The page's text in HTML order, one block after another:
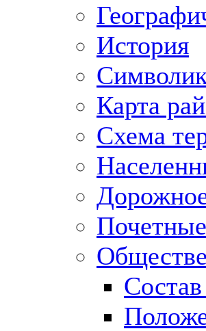
История
Карта
Схема